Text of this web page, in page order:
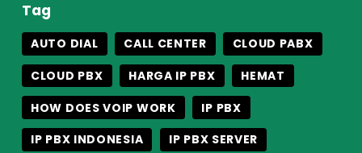
Tag
AUTO DIAL CALL CENTER
CLOUD PABX
CLOUD PBX
HARGA IP PBX
HEMAT
HOW DOES VOIP WORK
IP PBX
IP PBX INDONESIA
IP PBX SERVER